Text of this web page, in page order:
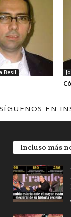
Besil
SÍGUENOS EN
Incluso más